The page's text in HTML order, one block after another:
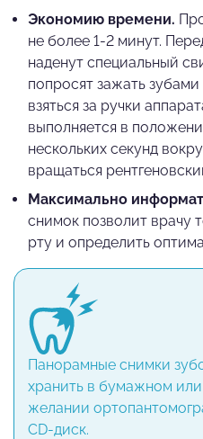
Экономию времени.
не более 1-2 минут.
наденут специальный
попросят зажать
взяться за ручки
выполняется в
нескольких секунд
вращаться
Максимально
снимок позволит врачу
рту и определить
Панорамные снимки
хранить в бумажном
желании
CD-диск.